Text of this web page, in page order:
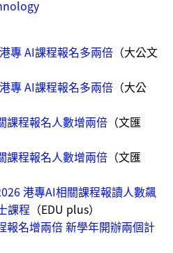
專 AI課程報名多兩倍 （大公文
專 AI課程報名多兩倍 （大公
課程報名人數增兩倍 （文匯
課程報名人數增兩倍 （文匯
港專AI相關課程報讀人數飆
課程 （EDU plus）
報名增兩倍 新學年開辦兩個計